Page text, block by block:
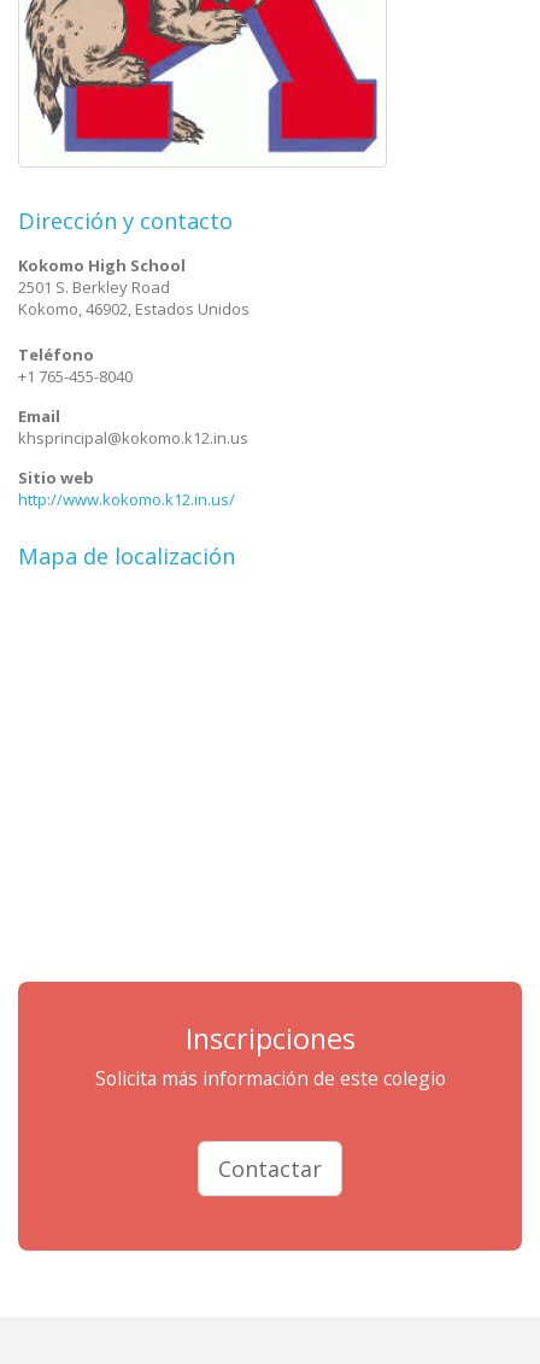
Dirección y contacto
Kokomo High School
2501 S. Berkley Road
Kokomo 46902 Estados Unidos
Teléfono
+1 765-455-8040
Email
khsprincipal@kokomo.k12.in.us
Sitio web
http://www.kokomo.k12.in.us/
Mapa de localización
Inscripciones
Solicita más información de este colegio
Contactar